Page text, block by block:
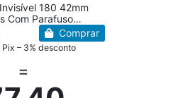
180 42mm
Com Parafuso
Pix – 3% desconto
Comprar